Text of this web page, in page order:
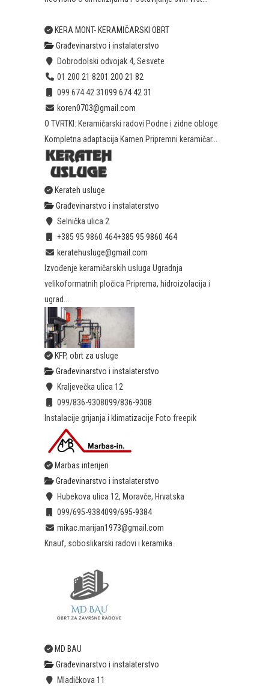
KERA MONT- KERAMIČARSKI OBRT
Građevinarstvo i instalaterstvo
Dobrodolski odvojak 4, Sesvete
01 200 21 8201 200 21 82
099 674 42 31099 674 42 31
koren0703@gmail.com
O TVRTKI: Keramičarski radovi Podne i zidne obloge
Kompletna adaptacija Kamen Pripremni keramičar...
Kerateh usluge
Građevinarstvo i instalaterstvo
Selnička ulica 2
+385 95 9860 464+385 95 9860 464
keratehusluge@gmail.com
Izvođenje keramičarskih usluga Ugradnja
velikoformatnih pločica Priprema, hidroizolacija i
ugrad...
KFP, obrt za usluge
Građevinarstvo i instalaterstvo
Kraljevečka ulica 12
099/836-9308099/836-9308
Instalacije grijanja i klimatizacije Foto freepik
Marbas interijeri
Građevinarstvo i instalaterstvo
Hubekova ulica 12, Moravče, Hrvatska
099/695-9384099/695-9384
mikac.marijan1973@gmail.com
Knauf, soboslikarski radovi i keramika.
MD BAU
Građevinarstvo i instalaterstvo
Mladičkova 11